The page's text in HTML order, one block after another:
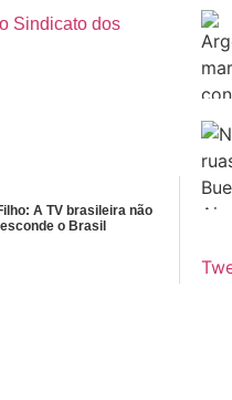
Sindicato dos
A TV brasileira não
o Brasil